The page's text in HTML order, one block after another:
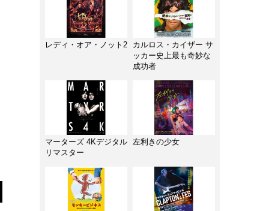
レディ・オア・ノット2
カルロス・カイザー サ
ッカー史上最も奇妙な
成功者
マーターズ 4Kデジタル
リマスター
左利きの少女